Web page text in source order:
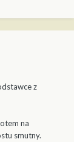
z
na
smutny.